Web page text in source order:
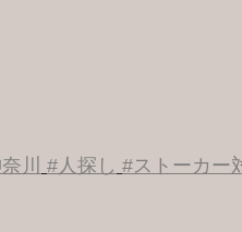
川 #人探し #ストーカー